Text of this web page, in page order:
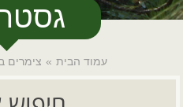
עמוד הבית » צימרים